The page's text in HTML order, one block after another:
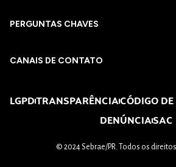
PERGUNTAS CHAVES​
CANAIS DE CONTATO
LGPDTRANSPARÊNCIACÓDIGO
DENÚNCIASAC
© 2024 Sebrae/PR. Todos os